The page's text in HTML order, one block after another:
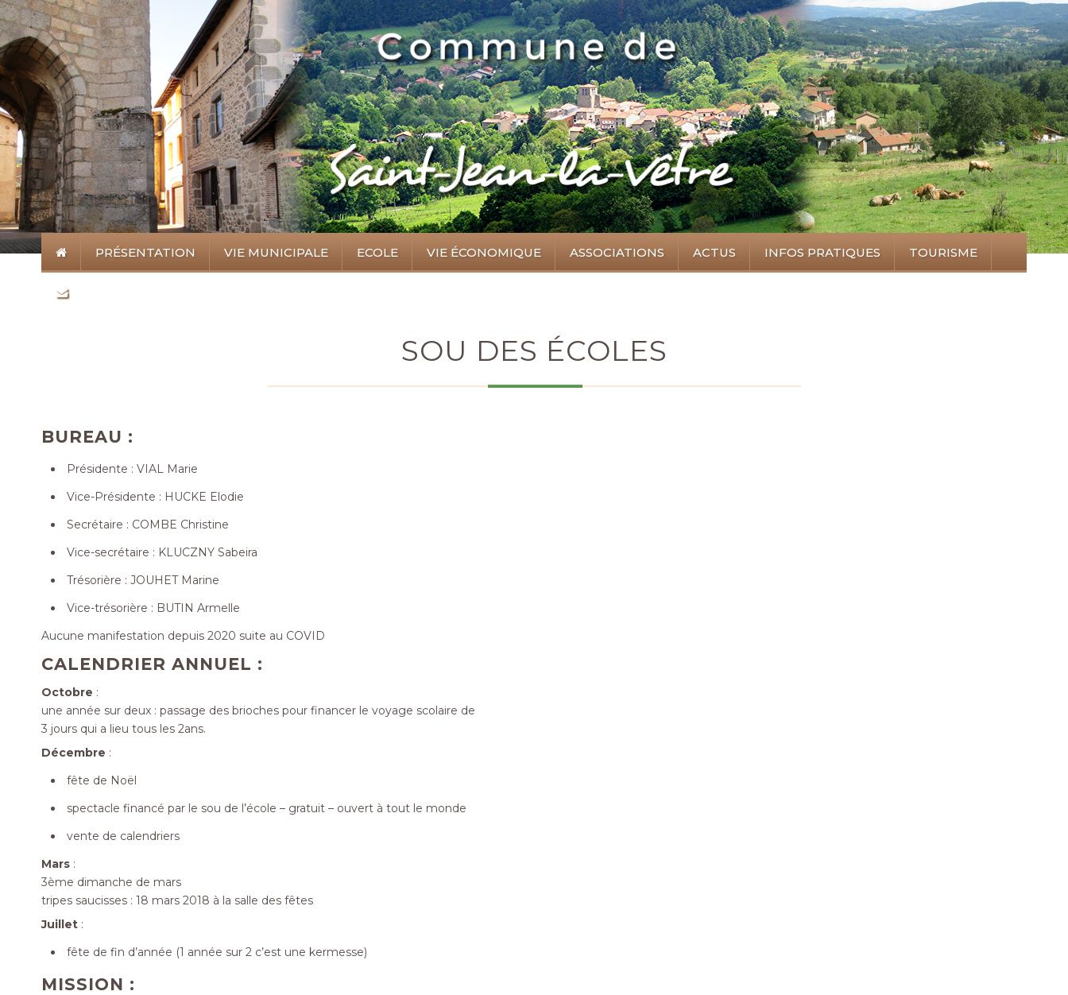
PRÉSENTATION VIE MUNICIPALE ECOLE VIE ÉCONOMIQUE ASSOCIATIONS ACTUS INFOS PRATIQUES TOURISME
SOU DES ÉCOLES
BUREAU :
Présidente : VIAL Marie
Vice-Présidente : HUCKE Elodie
Secrétaire : COMBE Christine
Vice-secrétaire : KLUCZNY Sabeira
Trésorière : JOUHET Marine
Vice-trésorière : BUTIN Armelle
Aucune manifestation depuis 2020 suite au COVID
CALENDRIER ANNUEL :
Octobre :
une année sur deux : passage des brioches pour financer le voyage scolaire de
3 jours qui a lieu tous les 2ans.
Décembre :
fête de Noël
spectacle financé par le sou de l’école – gratuit – ouvert à tout le monde
vente de calendriers
Mars :
3ème dimanche de mars
tripes saucisses : 18 mars 2018 à la salle des fêtes
Juillet :
fête de fin d’année (1 année sur 2 c’est une kermesse)
MISSION :